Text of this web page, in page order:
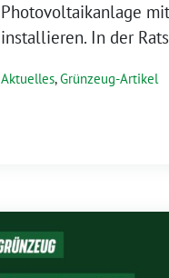
Photovoltaikanlage
installieren. In der
Aktuelles,Grünzeug-Artikel